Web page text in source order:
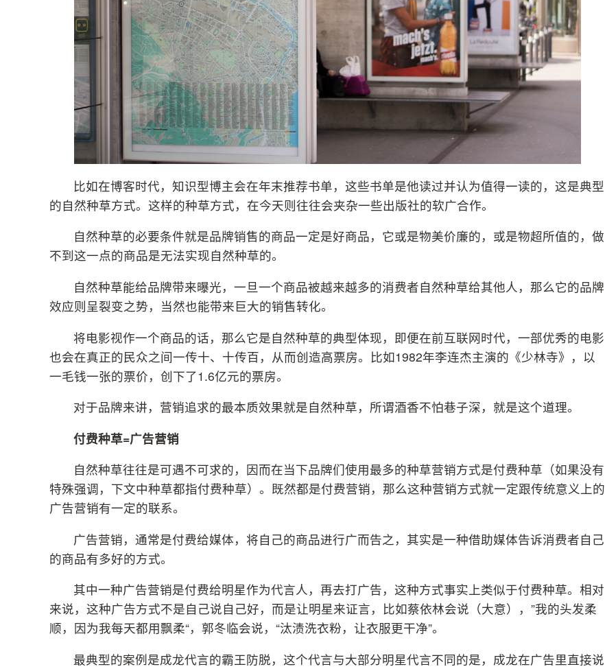
比如在博客时代，知识型博主会在年末推荐书单，这些书单是他读过并认为值得一读的，这是典型
的自然种草方式。这样的种草方式，在今天则往往会夹杂一些出版社的软广合作。
自然种草的必要条件就是品牌销售的商品一定是好商品，它或是物美价廉的，或是物超所值的，做
不到这一点的商品是无法实现自然种草的。
自然种草能给品牌带来曝光，一旦一个商品被越来越多的消费者自然种草给其他人，那么它的品牌
效应则呈裂变之势，当然也能带来巨大的销售转化。
将电影视作一个商品的话，那么它是自然种草的典型体现，即便在前互联网时代，一部优秀的电影
也会在真正的民众之间一传十、十传百，从而创造高票房。比如1982年李连杰主演的《少林寺》，以
一毛钱一张的票价，创下了1.6亿元的票房。
对于品牌来讲，营销追求的最本质效果就是自然种草，所谓酒香不怕巷子深，就是这个道理。
付费种草=广告营销
自然种草往往是可遇不可求的，因而在当下品牌们使用最多的种草营销方式是付费种草（如果没有
特殊强调，下文中种草都指付费种草）。既然都是付费营销，那么这种营销方式就一定跟传统意义上的
广告营销有一定的联系。
广告营销，通常是付费给媒体，将自己的商品进行广而告之，其实是一种借助媒体告诉消费者自己
的商品有多好的方式。
其中一种广告营销是付费给明星作为代言人，再去打广告，这种方式事实上类似于付费种草。相对
来说，这种广告方式不是自己说自己好，而是让明星来证言，比如蔡依林会说（大意），”我的头发柔
顺，因为我每天都用飘柔“，郭冬临会说，“汰渍洗衣粉，让衣服更干净”。
最典型的案例是成龙代言的霸王防脱，这个代言与大部分明星代言不同的是，成龙在广告里直接说